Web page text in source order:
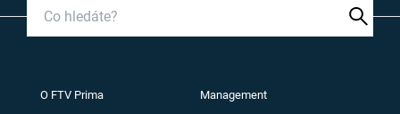
O FTV Prima Management